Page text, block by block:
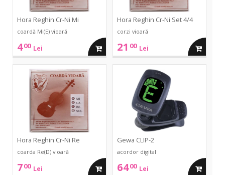
Hora Reghin Cr-Ni Mi
coardă Mi(E) vioară
400 Lei adauga
Hora Reghin Cr-Ni Set 4/4
corzi vioară
21 00 Lei adauga
Hora Reghin Cr-Ni Re
coarda Re(D) vioară
700 Lei adauga
Gewa CLIP-2
acordor digital
6400 Lei adauga